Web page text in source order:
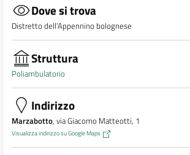
Dove si trova
Distretto dell’Appennino bolognese
Struttura
Poliambulatorio
Indirizzo
Marzabotto, via Giacomo Matteotti, 1
Visualizza indirizzo su Google Maps